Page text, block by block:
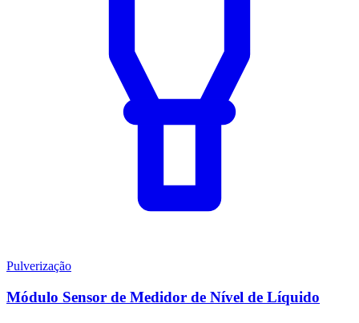
Pulverização
Módulo Sensor de Medidor de Nível de Líquido